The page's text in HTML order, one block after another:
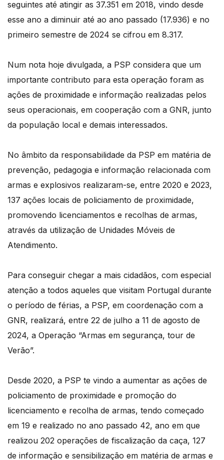
seguintes até atingir as 37.351 em 2018, vindo desde
esse ano a diminuir até ao ano passado (17.936) e no
primeiro semestre de 2024 se cifrou em 8.317.
Num nota hoje divulgada, a PSP considera que um
importante contributo para esta operação foram as
ações de proximidade e informação realizadas pelos
seus operacionais, em cooperação com a GNR, junto
da população local e demais interessados.
No âmbito da responsabilidade da PSP em matéria de
prevenção, pedagogia e informação relacionada com
armas e explosivos realizaram-se, entre 2020 e 2023,
137 ações locais de policiamento de proximidade,
promovendo licenciamentos e recolhas de armas,
através da utilização de Unidades Móveis de
Atendimento.
Para conseguir chegar a mais cidadãos, com especial
atenção a todos aqueles que visitam Portugal durante
o período de férias, a PSP, em coordenação com a
GNR, realizará, entre 22 de julho a 11 de agosto de
2024, a Operação “Armas em segurança, tour de
Verão”.
Desde 2020, a PSP te vindo a aumentar as ações de
policiamento de proximidade e promoção do
licenciamento e recolha de armas, tendo começado
em 19 e realizado no ano passado 42, ano em que
realizou 202 operações de fiscalização da caça, 127
de informação e sensibilização em matéria de armas e